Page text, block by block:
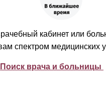
кабинет или
спектром медицинских
Поиск врача и больницы